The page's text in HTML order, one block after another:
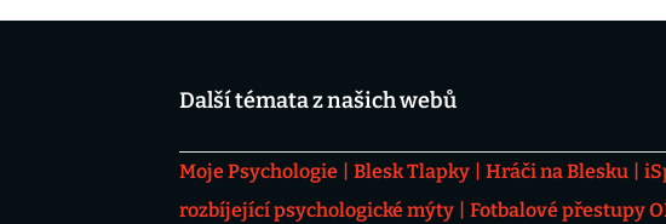
Další témata z našich webů
Moje Psychologie Blesk Tlapky Hráči na Blesku
rozbíjející psychologické mýty
Fotbalové přestupy